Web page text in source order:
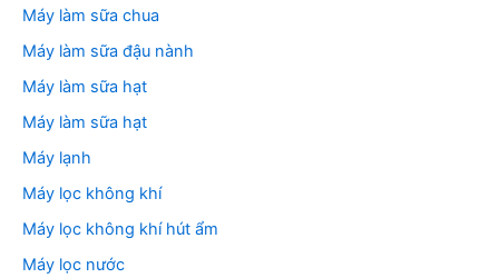
Máy làm sữa chua
Máy làm sữa đậu nành
Máy làm sữa hạt
Máy làm sữa hạt
Máy lạnh
Máy lọc không khí
Máy lọc không khí hút ẩm
Máy lọc nước